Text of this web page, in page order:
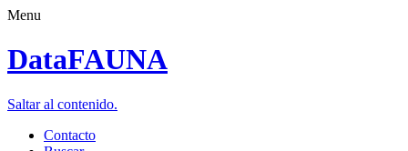
Menu
DataFAUNA
Saltar al contenido.
Contacto